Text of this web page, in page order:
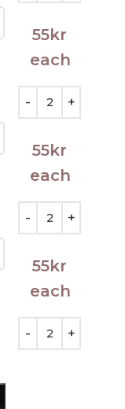
55kr
each
55kr
each
55kr
each